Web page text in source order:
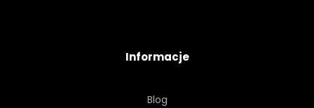
Informacje
Blog